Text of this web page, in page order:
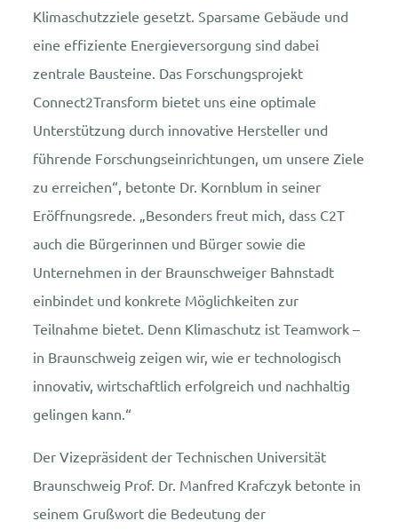
Klimaschutzziele gesetzt. Sparsame Gebäude und
eine effiziente Energieversorgung sind dabei
zentrale Bausteine. Das Forschungsprojekt
Connect2Transform bietet uns eine optimale
Unterstützung durch innovative Hersteller und
führende Forschungseinrichtungen, um unsere Ziele
zu erreichen“, betonte Dr. Kornblum in seiner
Eröffnungsrede. „Besonders freut mich, dass C2T
auch die Bürgerinnen und Bürger sowie die
Unternehmen in der Braunschweiger Bahnstadt
einbindet und konkrete Möglichkeiten zur
Teilnahme bietet. Denn Klimaschutz ist Teamwork –
in Braunschweig zeigen wir, wie er technologisch
innovativ, wirtschaftlich erfolgreich und nachhaltig
gelingen kann.“
Der Vizepräsident der Technischen Universität
Braunschweig Prof. Dr. Manfred Krafczyk betonte in
seinem Grußwort die Bedeutung der